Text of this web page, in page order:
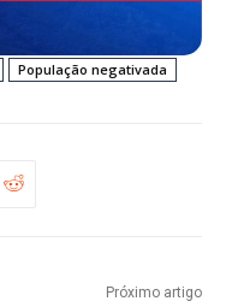
População negativada
Próximo artigo